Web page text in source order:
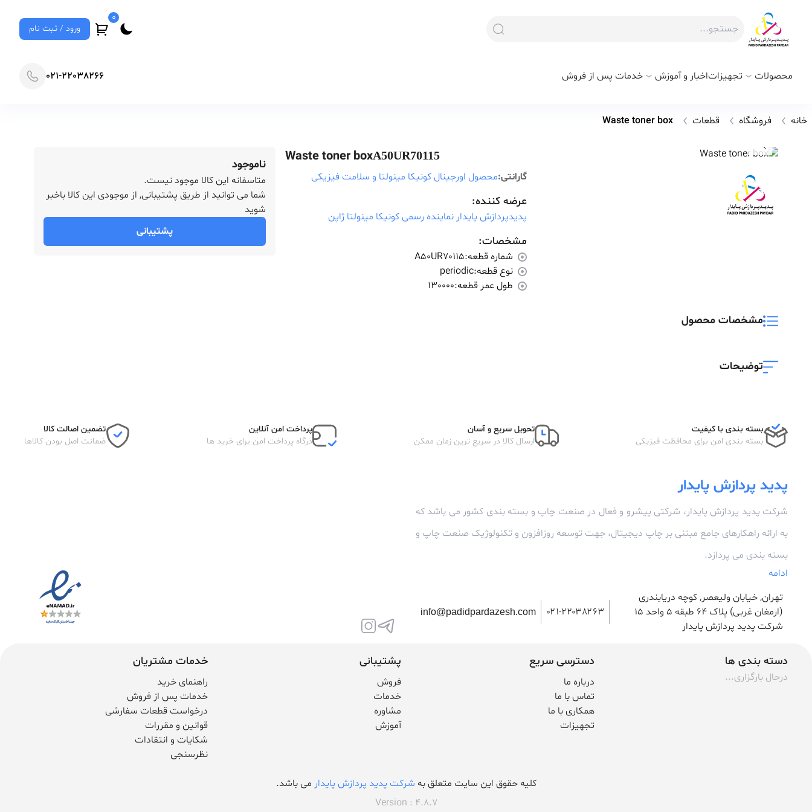
0
ورود / ثبت نام
محصولات تجهیزاتاخبار و آموزش خدمات پس از فروش 021-22038266
خانه فروشگاه قطعات Waste toner box
Waste toner boxA50UR70115
گارانتی:محصول اورجینال کونیکا مینولتا و سلامت فیزیکی
عرضه کننده:
پدیدپردازش پایدار نماینده رسمی کونیکا مینولتا ژاپن
مشخصات:
شماره قطعه:A50UR70115
نوع قطعه:periodic
طول عمر قطعه:130000
ناموجود
متاسفانه این کالا موجود نیست.
شما می توانید از طریق پشتیبانی, از موجودی این کالا باخبر
شوید
پشتیبانی
مشخصات محصول
توضیحات
بسته بندی با کیفیت
بسته بندی امن برای محافظت فیزیکی
تحویل سریع و آسان
ارسال کالا در سریع ترین زمان ممکن
پرداخت امن آنلاین
درگاه پرداخت امن برای خرید ها
تضمین اصالت کالا
ضمانت اصل بودن کالاها
پدید پردازش پایدار
شرکت پدید پردازش پایدار، شرکتی پیشرو و فعال در صنعت چاپ و بسته بندی کشور می باشد که
به ارائه راهکارهای جامع مبتنی بر چاپ دیجیتال، جهت توسعه روزافزون و تکنولوژیک صنعت چاپ و
بسته بندی می پردازد.
ادامه
تهران, خیابان ولیعصر, کوچه دریابندری
(ارمغان غربی) پلاک 64 طبقه ۵ واحد ۱۵
شرکت پدید پردازش پایدار
۰۲۱-۲۲۰۳۸۲۶۳ info@padidpardazesh.com
دسته بندی ها
درحال بارگزاری...
دسترسی سریع
درباره ما
تماس با ما
همکاری با ما
تجهیزات
پشتیبانی
فروش
خدمات
مشاوره
آموزش
خدمات مشتریان
راهنمای خرید
خدمات پس از فروش
درخواست قطعات سفارشی
قوانین و مقررات
شکایات و انتقادات
نظرسنجی
کلیه حقوق این سایت متعلق به شرکت پدید پردازش پایدار می باشد.
Version : 4.8.7